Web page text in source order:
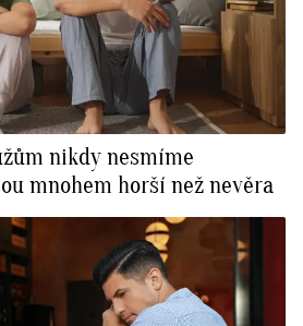
nikdy nesmíme
mnohem horší než nevěra